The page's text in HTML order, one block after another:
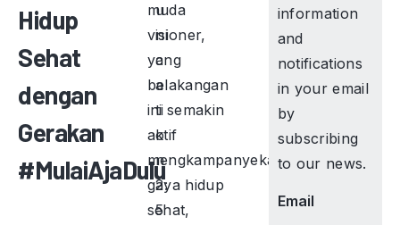
Hidup
Sehat
dengan
Gerakan
#MulaiAjaDulu
u
ni
c
a
ti
o
n
2:
5
muda
visioner,
yang
belakangan
ini semakin
aktif
mengkampanyekan
gaya hidup
sehat,
information
and
notifications
in your email
by
subscribing
to our news.
Email